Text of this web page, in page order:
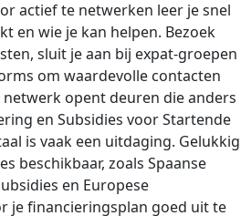
actief te netwerken leer je snel
en wie je kan helpen. Bezoek
sluit je aan bij expat-groepen
om waardevolle contacten
opent deuren die anders
en Subsidies voor Startende
is vaak een uitdaging. Gelukkig
beschikbaar, zoals Spaanse
en Europese
je financieringsplan goed uit te